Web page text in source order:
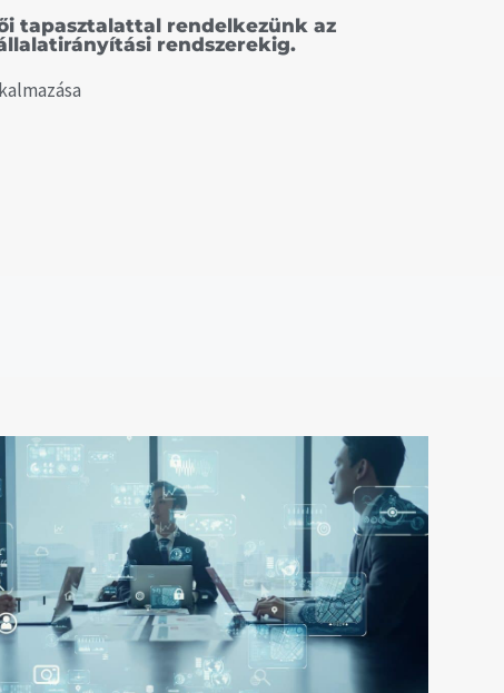
tapasztalattal rendelkezünk az
rendszerekig.